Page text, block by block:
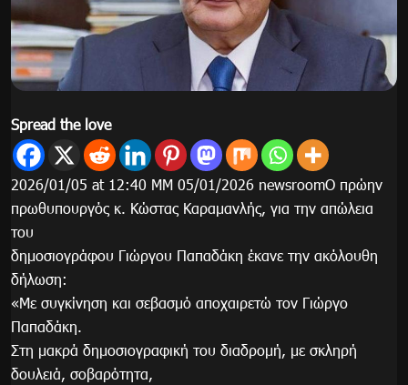
Spread the love
2026/01/05 at 12:40 ΜΜ 05/01/2026 newsroomΟ πρώην
πρωθυπουργός κ. Κώστας Καραμανλής, για την απώλεια
του
δημοσιογράφου Γιώργου Παπαδάκη έκανε την ακόλουθη
δήλωση:
«Με συγκίνηση και σεβασμό αποχαιρετώ τον Γιώργο
Παπαδάκη.
Στη μακρά δημοσιογραφική του διαδρομή, με σκληρή
δουλειά, σοβαρότητα,